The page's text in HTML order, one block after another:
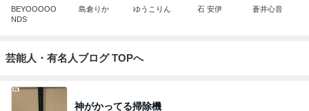
BEYOOOOO
NDS
島倉りか ゆうこりん 石 安伊 蒼井心音
芸能人・有名人ブログ TOPへ
神がかってる掃除機